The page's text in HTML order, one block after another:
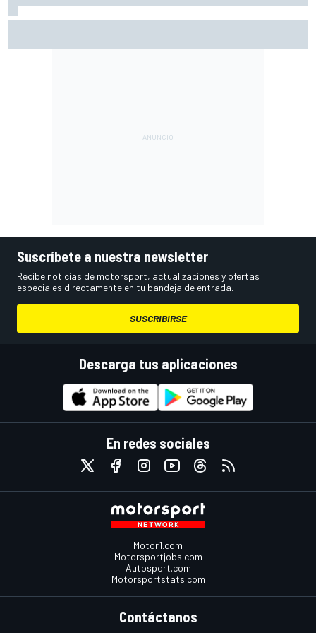
Suscríbete a nuestra newsletter
Recibe noticias de motorsport, actualizaciones y ofertas
especiales directamente en tu bandeja de entrada.
SUSCRIBIRSE
Descarga tus aplicaciones
En redes sociales
Motor1.com
Motorsportjobs.com
Autosport.com
Motorsportstats.com
Contáctanos